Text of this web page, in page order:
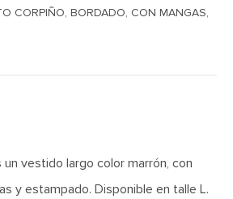
CORPIÑO, BORDADO, CON MANGAS,
vestido largo color marrón, con
y estampado. Disponible en talle L.